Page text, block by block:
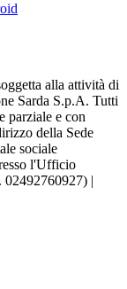
alla attività di
Sarda S.p.A. Tutti
parziale e con
della Sede
sociale
l'Ufficio
02492760927) |